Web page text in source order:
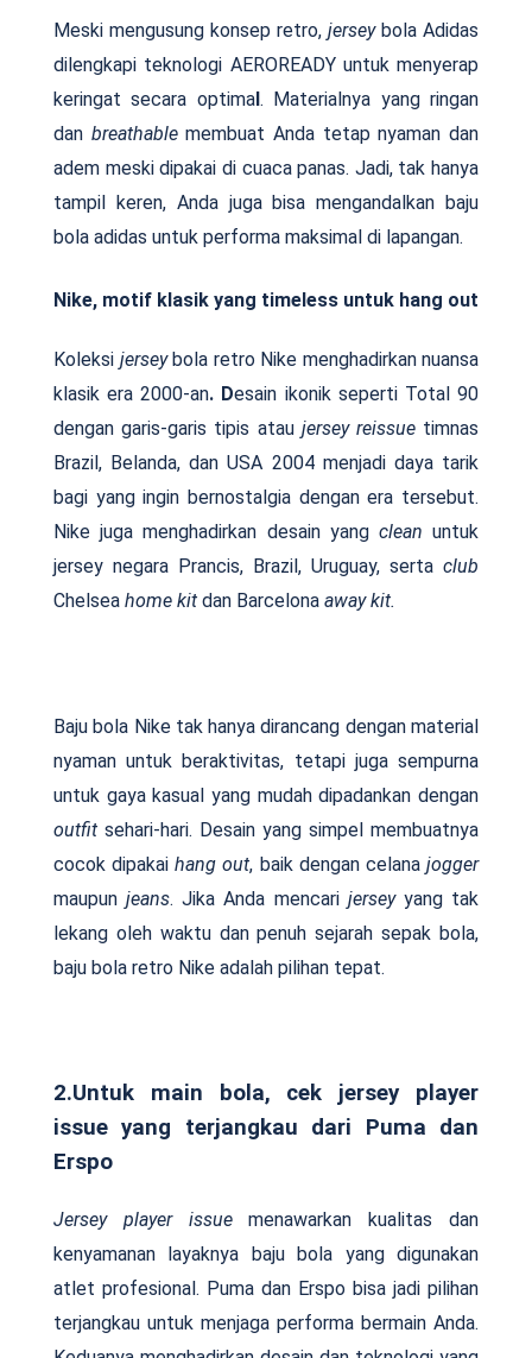
Meski mengusung konsep retro, jerseybola Adidas
dilengkapi teknologi AEROREADY untuk menyerap
keringat secara optimal. Materialnya yang ringan
dan breathablemembuat Anda tetap nyaman dan
adem meski dipakai di cuaca panas. Jadi, tak hanya
tampil keren, Anda juga bisa mengandalkan baju
bola adidas untuk performa maksimal di lapangan.
Nike, motif klasik yang timeless untuk hang out
Koleksi jerseybola retro Nike menghadirkan nuansa
klasik era 2000-an. Desain ikonik seperti Total 90
dengan garis-garis tipis atau jersey reissuetimnas
Brazil, Belanda, dan USA 2004 menjadi daya tarik
bagi yang ingin bernostalgia dengan era tersebut.
Nike juga menghadirkan desain yang clean untuk
jersey negara Prancis, Brazil, Uruguay, serta club
Chelsea home kit dan Barcelona away kit.
Baju bola Nike tak hanya dirancang dengan material
nyaman untuk beraktivitas, tetapi juga sempurna
untuk gaya kasual yang mudah dipadankan dengan
outfit sehari-hari. Desain yang simpel membuatnya
cocok dipakaihang out, baik dengan celanajogger
maupunjeans. Jika Anda mencari jerseyyang tak
lekang oleh waktu dan penuh sejarah sepak bola,
baju bola retro Nike adalah pilihan tepat.
2.Untuk main bola, cek jersey player
issue yang terjangkau dari Puma dan
Erspo
Jersey player issuemenawarkan kualitas dan
kenyamanan layaknya baju bola yang digunakan
atlet profesional. Puma dan Erspo bisa jadi pilihan
terjangkau untuk menjaga performa bermain Anda.